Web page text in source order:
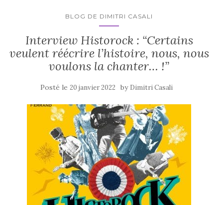
BLOG DE DIMITRI CASALI
Interview Historock : “Certains
veulent réécrire l’histoire, nous, nous
voulons la chanter… !”
Posté le 20 janvier 2022 by Dimitri Casali